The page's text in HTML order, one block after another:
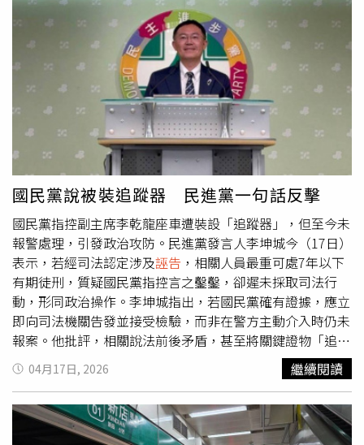
有服安眠藥的習慣，最晚九點半便會睡下，美娜卻不顧老太
太正在休息而打電話大聊特聊，雇主忍無可忍，將她「請」
到飯廳講電話，並試圖讓仲介與她溝通，她卻朝著仲介飆
罵，雙方衝突日漸升溫，在美娜來的不到20天，勞工局便找
上門。阿玲說，美娜根本無心工作，還曾拿著手機翻譯要母
親說自己不喜歡她，讓她能順利離開、換雇主，甚至撥打
1955投訴自己被雇主虐待，勞工局後查證並無相關情事，
美娜仍持續大鬧，甚至還吵著要去工廠上班，但因不得轉換
領域而遭拒，但阿玲眼見主雇緣分已盡也不願強留，最終美
娜同意賠償2萬元仲介費，當天便被勞工局帶走安置，這場
惡夢卻沒有就此結束。菲律賓移民工人部多次寄來法律文
書，要求阿玲到菲國出庭，讓阿玲一家心力交瘁。（圖／黃
耀徵攝）「她離開之後立刻就找到新工作，同樣做沒幾天就
被雇主請走，她卻回菲律賓說我們虐待她。」阿玲說，美娜
回國後「惡人先告狀」，向菲律賓當局控訴阿玲一家「非法
解聘、虐待、生病不給就醫」，阿玲還多次收到菲律賓移民
工人局的傳票，要求雇主必須到菲律賓說明。收到法律文書
的阿玲一家又驚又懼，找上菲律賓駐台辦事處尋求協助，承
辦人員卻不顧阿玲提出的相關證據，僅表示「這件事情在我
們菲律賓鬧得非常嚴重，妳們一定要去出庭。」阿玲在無可
奈何下，向美娜提出誣告控訴，但因管轄權不在台灣而不被
受理，檢方還提醒阿玲出國時不要入境或過境菲律賓，或與
菲有法律互助的國家，讓阿玲與家人憂心忡忡，擔心自己恐
認識其中一名被害人，2011年以開車載被害人返家為由，
將她載到大稻埕河濱停車場欲行不軌，但遭被害人強烈反
抗，因被害人供述一致，且有3名證人作證，法官認為她無
誣告
動機而判決有罪，其餘5名女子則因敘事有瑕疵，檢方
給出的證據讓人懷疑而判被告無罪。二審於23日宣判，
NONO在法院審理期間，仍否認犯行、堅稱自己不認識被害
人，法官認為他難有悔改之心，且至今未與被害人和解，維
持2年6月刑期，全案仍可上訴。
國民黨說被裝追蹤器 民進黨一句話反擊
國民黨指控副主席李乾龍座車遭裝設「追蹤器」，但至今未
報警處理，引發政治攻防。民進黨發言人李坤城今（17日）
表示，若經司法認定涉及誣告 ，相關人員最重可處7年以下
有期徒刑，質疑國民黨指控言之鑿鑿，卻遲未採取司法行
動，形同政治操作。李坤城指出，若國民黨確有證據，應立
即向司法機關告發並接受檢驗，而非在警方主動介入時仍未
報案。他批評，相關說法前後矛盾，甚至將關鍵證物「追蹤
器」自行丟棄，令人質疑其真實性與動機。他進一步表示，
若指控對象涉及總統賴清德，應以更嚴謹態度面對司法程
序，並點名相關人士應公開承諾報案，否則即顯示指控缺乏
依據。李坤城也提到過去「Linbay好油」案作為例子，指出
當時相關人員因涉嫌誣告遭檢方起訴並收押，呼籲各方勿以
04月17日, 2026 繼續閱讀